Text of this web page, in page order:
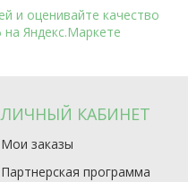
ЛИЧНЫЙ КАБИНЕТ
Мои заказы
Партнерская программа